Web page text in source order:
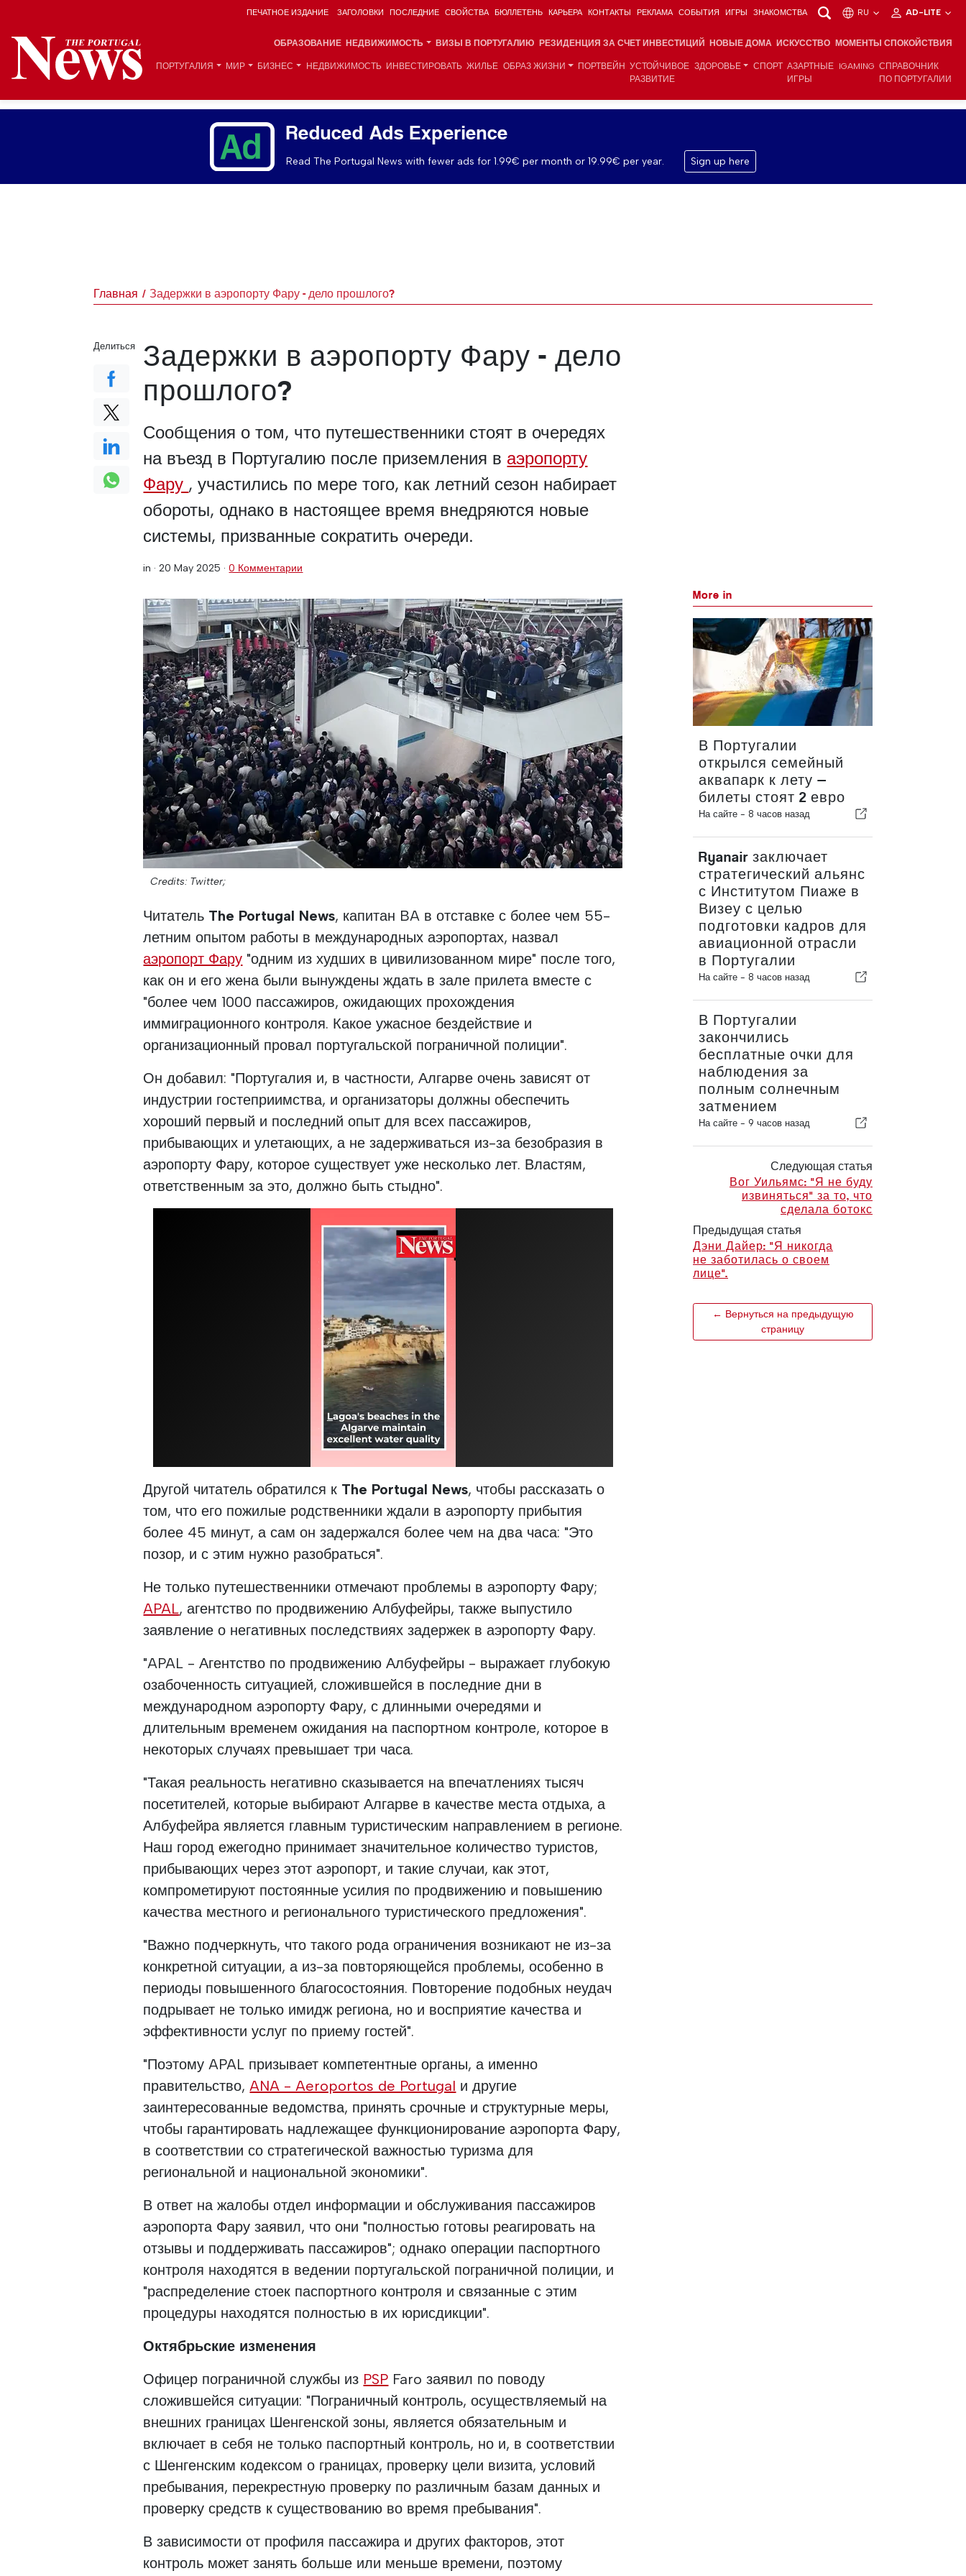
ПЕЧАТНОЕ ИЗДАНИЕ ЗАГОЛОВКИ ПОСЛЕДНИЕ СВОЙСТВА БЮЛЛЕТЕНЬ КАРЬЕРА КОНТАКТЫ РЕКЛАМА СОБЫТИЯ ИГРЫ ЗНАКОМСТВА RU AD-LITE
ОБРАЗОВАНИЕ НЕДВИЖИМОСТЬ ВИЗЫ В ПОРТУГАЛИЮ РЕЗИДЕНЦИЯ ЗА СЧЕТ ИНВЕСТИЦИЙ НОВЫЕ ДОМА ИСКУССТВО МОМЕНТЫ СПОКОЙСТВИЯ
ПОРТУГАЛИЯ МИР БИЗНЕС НЕДВИЖИМОСТЬ ИНВЕСТИРОВАТЬ ЖИЛЬЕ ОБРАЗ ЖИЗНИ ПОРТВЕЙН УСТОЙЧИВОЕ
РАЗВИТИЕ
ЗДОРОВЬЕ СПОРТ АЗАРТНЫЕ
ИГРЫ
IGAMING СПРАВОЧНИК
ПО ПОРТУГАЛИИ
Reduced Ads Experience
Read The Portugal News with fewer ads for 1.99€ per month or 19.99€ per year. Sign up here
Главная Задержки в аэропорту Фару - дело прошлого?
Задержки в аэропорту Фару - дело
прошлого?
Сообщения о том, что путешественники стоят в очередях
на въезд в Португалию после приземления в аэропорту
Фару , участились по мере того, как летний сезон набирает
обороты, однако в настоящее время внедряются новые
системы, призванные сократить очереди.
in ·20 May 2025 ·0 Комментарии
Credits: Twitter;
Читатель The Portugal News, капитан BA в отставке с более чем 55-
летним опытом работы в международных аэропортах, назвал
аэропорт Фару "одним из худших в цивилизованном мире" после того,
как он и его жена были вынуждены ждать в зале прилета вместе с
"более чем 1000 пассажиров, ожидающих прохождения
иммиграционного контроля. Какое ужасное бездействие и
организационный провал португальской пограничной полиции".
Он добавил: "Португалия и, в частности, Алгарве очень зависят от
индустрии гостеприимства, и организаторы должны обеспечить
хороший первый и последний опыт для всех пассажиров,
прибывающих и улетающих, а не задерживаться из-за безобразия в
аэропорту Фару, которое существует уже несколько лет. Властям,
ответственным за это, должно быть стыдно".
Другой читатель обратился к The Portugal News, чтобы рассказать о
том, что его пожилые родственники ждали в аэропорту прибытия
более 45 минут, а сам он задержался более чем на два часа: "Это
позор, и с этим нужно разобраться".
Не только путешественники отмечают проблемы в аэропорту Фару;
APAL, агентство по продвижению Албуфейры, также выпустило
заявление о негативных последствиях задержек в аэропорту Фару.
"APAL - Агентство по продвижению Албуфейры - выражает глубокую
озабоченность ситуацией, сложившейся в последние дни в
международном аэропорту Фару, с длинными очередями и
длительным временем ожидания на паспортном контроле, которое в
некоторых случаях превышает три часа.
"Такая реальность негативно сказывается на впечатлениях тысяч
посетителей, которые выбирают Алгарве в качестве места отдыха, а
Албуфейра является главным туристическим направлением в регионе.
Наш город ежегодно принимает значительное количество туристов,
прибывающих через этот аэропорт, и такие случаи, как этот,
компрометируют постоянные усилия по продвижению и повышению
качества местного и регионального туристического предложения".
"Важно подчеркнуть, что такого рода ограничения возникают не из-за
конкретной ситуации, а из-за повторяющейся проблемы, особенно в
периоды повышенного благосостояния. Повторение подобных неудач
подрывает не только имидж региона, но и восприятие качества и
эффективности услуг по приему гостей".
"Поэтому APAL призывает компетентные органы, а именно
правительство,ANA - Aeroportos de Portugal и другие
заинтересованные ведомства, принять срочные и структурные меры,
чтобы гарантировать надлежащее функционирование аэропорта Фару,
в соответствии со стратегической важностью туризма для
региональной и национальной экономики".
В ответ на жалобы отдел информации и обслуживания пассажиров
аэропорта Фару заявил, что они "полностью готовы реагировать на
отзывы и поддерживать пассажиров"; однако операции паспортного
контроля находятся в ведении португальской пограничной полиции, и
"распределение стоек паспортного контроля и связанные с этим
процедуры находятся полностью в их юрисдикции".
Октябрьские изменения
Офицер пограничной службы из PSP Faro заявил по поводу
сложившейся ситуации: "Пограничный контроль, осуществляемый на
внешних границах Шенгенской зоны, является обязательным и
включает в себя не только паспортный контроль, но и, в соответствии
с Шенгенским кодексом о границах, проверку цели визита, условий
пребывания, перекрестную проверку по различным базам данных и
проверку средств к существованию во время пребывания".
В зависимости от профиля пассажира и других факторов, этот
контроль может занять больше или меньше времени, поэтому
Делиться
More in
В Португалии
открылся семейный
аквапарк к лету —
билеты стоят 2 евро
На сайте - 8 часов назад
Ryanair заключает
стратегический альянс
с Институтом Пиаже в
Визеу с целью
подготовки кадров для
авиационной отрасли
в Португалии
На сайте - 8 часов назад
В Португалии
закончились
бесплатные очки для
наблюдения за
полным солнечным
затмением
На сайте - 9 часов назад
Следующая статья
Вог Уильямс: "Я не буду
извиняться" за то, что
сделала ботокс
Предыдущая статья
Дэни Дайер: "Я никогда
не заботилась о своем
лице".
← Вернуться на предыдущую
страницу